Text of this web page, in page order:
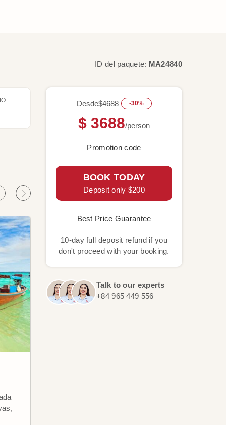
ID del paquete: MA24840
Desde$4688 -30%
$ 3688/person
Promotion code
BOOK TODAY
Deposit only $200
Best Price Guarantee
10-day full deposit refund if you
don't proceed with your booking.
Talk to our experts
+84 965 449 556